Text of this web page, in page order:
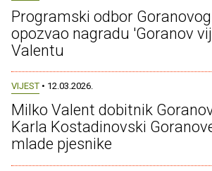
Programski odbor
opozvao nagradu 'Goranov
Valentu
VIJEST • 12.03.2026.
Milko Valent dobitnik
Karla Kostadinovski
mlade pjesnike